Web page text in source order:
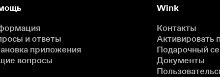
и ответы
приложения
вопросы
Wink
Контакты
Активировать
Подарочный
Документы